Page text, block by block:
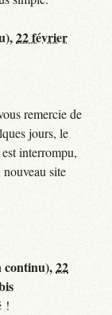
22 février
remercie de
jours, le
interrompu,
site
continu),22
!